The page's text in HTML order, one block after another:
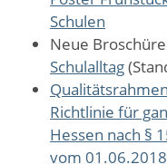
Schulen
Neue
Schulalltag
Richtlinie für
Hessen nach §
vom